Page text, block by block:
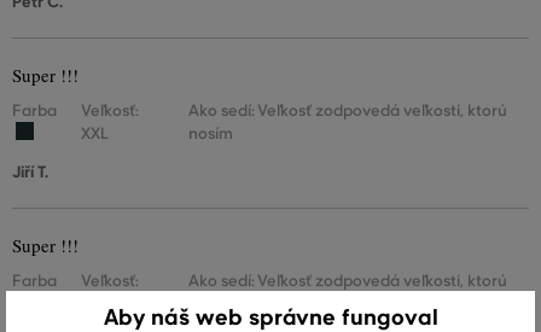
Super !!!
Farba
Veľkosť:
XXL
Ako sedí: Veľkosť zodpovedá veľkosti, ktorú
nosím
Jiří T.
Super !!!
Farba
Veľkosť:
Ako sedí: Veľkosť zodpovedá veľkosti, ktorú
nosím
Aby náš web správne fungoval